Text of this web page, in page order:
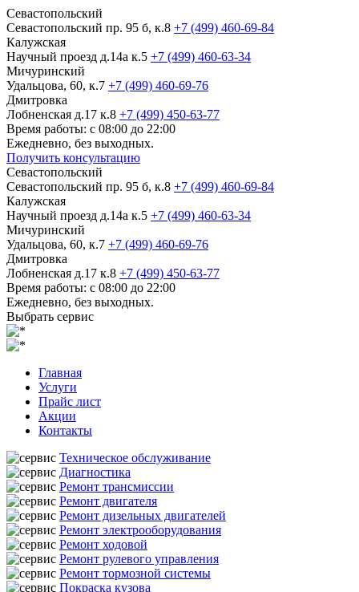
Севастопольский
Севастопольский пр. 95 б, к.8 +7 (499) 460-69-84
Калужская
Научный проезд д.14а к.5 +7 (499) 460-63-34
Мичуринский
Удальцова, 60, к.7 +7 (499) 460-69-76
Дмитровка
Лобненская д.17 к.8 +7 (499) 450-63-77
Время работы: с 08:00 до 22:00
Ежедневно, без выходных.
Получить консультацию
Севастопольский
Севастопольский пр. 95 б, к.8 +7 (499) 460-69-84
Калужская
Научный проезд д.14а к.5 +7 (499) 460-63-34
Мичуринский
Удальцова, 60, к.7 +7 (499) 460-69-76
Дмитровка
Лобненская д.17 к.8 +7 (499) 450-63-77
Время работы: с 08:00 до 22:00
Ежедневно, без выходных.
Выбрать сервис
Главная
Услуги
Прайс лист
Акции
Контакты
Техническое обслуживание
Диагностика
Ремонт трансмиссии
Ремонт двигателя
Ремонт дизельных двигателей
Ремонт электрооборудования
Ремонт ходовой
Ремонт рулевого управления
Ремонт тормозной системы
Покраска кузова